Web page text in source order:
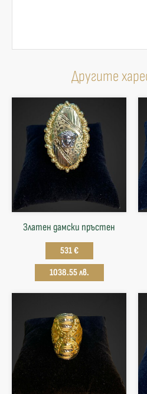
Другите
Златен дамски пръстен
531 €
1038.55 лв.